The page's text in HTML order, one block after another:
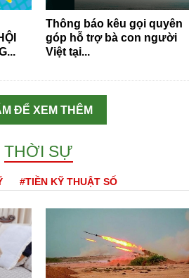
Thông báo kêu gọi quyên
góp hỗ trợ bà con người
Việt tại...
ĐỂ XEM THÊM
THỜI SỰ
#TIỀN KỸ THUẬT SỐ